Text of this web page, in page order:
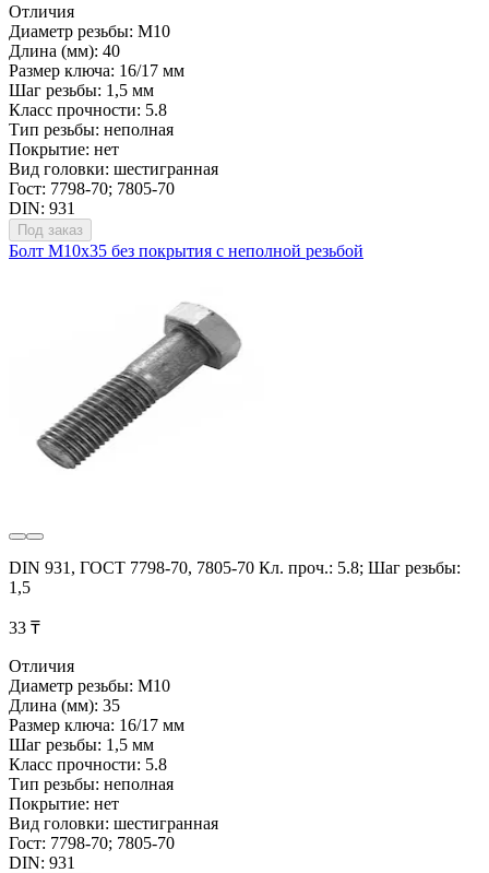
Отличия
Диаметр резьбы: М10
Длина (мм): 40
Размер ключа: 16/17 мм
Шаг резьбы: 1,5 мм
Класс прочности: 5.8
Тип резьбы: неполная
Покрытие: нет
Вид головки: шестигранная
Гост: 7798-70; 7805-70
DIN: 931
Под заказ
Болт М10х35 без покрытия с неполной резьбой
DIN 931, ГОСТ 7798-70, 7805-70 Кл. проч.: 5.8; Шаг резьбы:
1,5
33 ₸
Отличия
Диаметр резьбы: М10
Длина (мм): 35
Размер ключа: 16/17 мм
Шаг резьбы: 1,5 мм
Класс прочности: 5.8
Тип резьбы: неполная
Покрытие: нет
Вид головки: шестигранная
Гост: 7798-70; 7805-70
DIN: 931